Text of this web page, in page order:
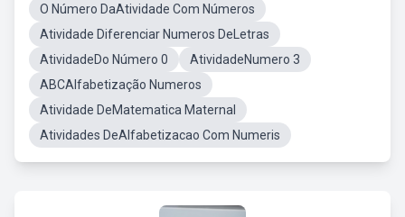
O Número DaAtividade Com Números
Atividade Diferenciar Numeros DeLetras
AtividadeDo Número 0
AtividadeNumero 3
ABCAlfabetização Numeros
Atividade DeMatematica Maternal
Atividades DeAlfabetizacao Com Numeris